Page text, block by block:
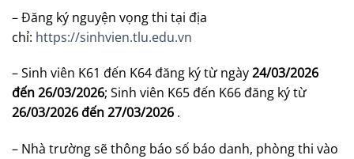
– Đăng ký nguyện vọng thi tại địa
chỉ: https://sinhvien.tlu.edu.vn
– Sinh viên K61 đến K64 đăng ký từ ngày24/03/2026
đến 26/03/2026; Sinh viên K65 đến K66 đăng ký từ
26/03/2026 đến 27/03/2026 .
– Nhà trường sẽ thông báo số báo danh, phòng thi vào